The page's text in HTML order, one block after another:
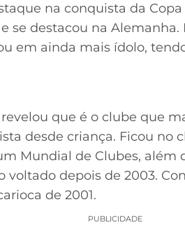
na conquista da
se destacou na Alemanha.
em ainda mais ídolo,
que é o clube que
desde criança. Ficou no
Mundial de Clubes, além
voltado depois de 2003.
de 2001.
PUBLICIDADE